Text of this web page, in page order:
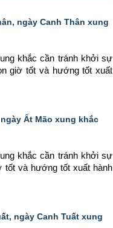
ngày Canh Thân xung
khắc cần tránh khởi sự
giờ tốt và hướng tốt xuất
Ất Mão xung khắc
khắc cần tránh khởi sự
tốt và hướng tốt xuất hành
ngày Canh Tuất xung